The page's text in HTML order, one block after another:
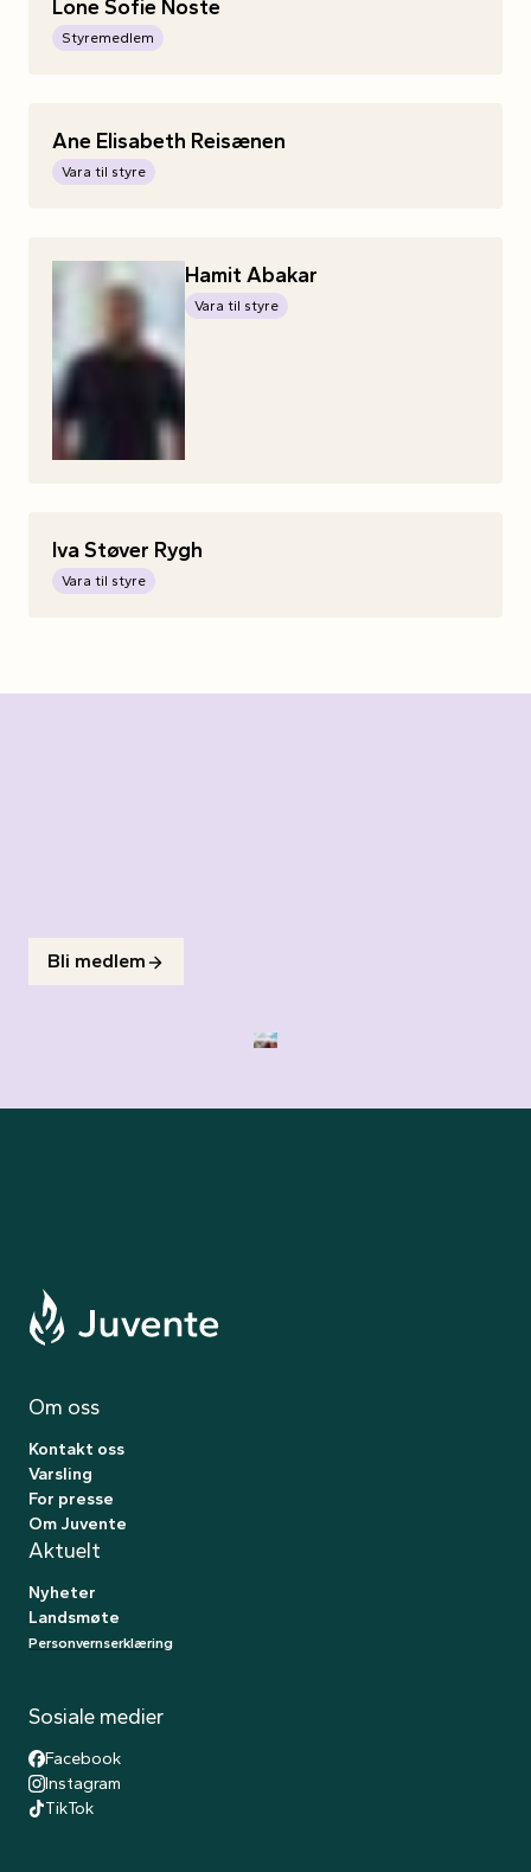
Lone Sofie Noste
Styremedlem
Ane Elisabeth Reisænen
Vara til styre
Hamit Abakar
Vara til styre
IvaStøver Rygh
Vara til styre
Bli medlem
Til forsiden
Om oss
Kontakt oss
Varsling
For presse
Om Juvente
Aktuelt
Nyheter
Landsmøte
Personvernserklæring
Sosiale medier
Facebook
Instagram
TikTok